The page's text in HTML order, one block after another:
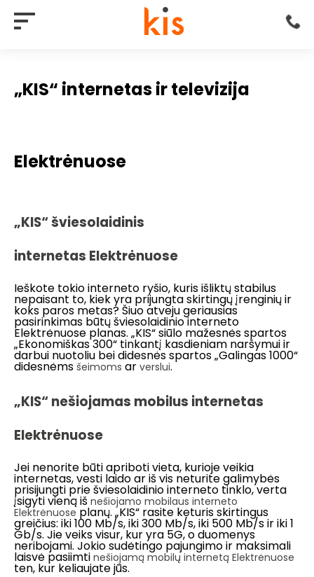
„KIS“ internetas ir televizija
Elektrėnuose
„KIS“ šviesolaidinis
internetas Elektrėnuose
Ieškote tokio interneto ryšio, kuris išliktų stabilus
nepaisant to, kiek yra prijungta skirtingų įrenginių ir
koks paros metas? Šiuo atveju geriausias
pasirinkimas būtų šviesolaidinio interneto
Elektrėnuose planas. „KIS“ siūlo mažesnės spartos
„Ekonomiškas 300“ tinkantį kasdieniam naršymui ir
darbui nuotoliu bei didesnės spartos „Galingas 1000“
didesnėms šeimoms ar verslui.
„KIS“ nešiojamas mobilus internetas
Elektrėnuose
Jei nenorite būti apriboti vieta, kurioje veikia
internetas, vesti laido ar iš vis neturite galimybės
prisijungti prie šviesolaidinio interneto tinklo, verta
įsigyti vieną iš nešiojamo mobilaus interneto
Elektrėnuoseplanų. „KIS“ rasite keturis skirtingus
greičius: iki 100 Mb/s, iki 300 Mb/s, iki 500 Mb/s ir iki 1
Gb/s. Jie veiks visur, kur yra 5G, o duomenys
neribojami. Jokio sudėtingo pajungimo ir maksimali
laisvė pasiimti nešiojamą mobilų internetą Elektrėnuose
ten, kur keliaujate jūs.